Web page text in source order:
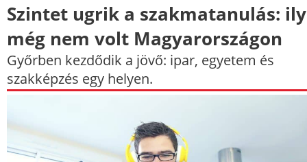
Szintet ugrik a szakmatanulás:
még nem volt Magyarországon
Győrben kezdődik a jövő: ipar, egyetem és
szakképzés egy helyen.